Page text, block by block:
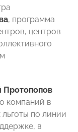
, программа
центров
Протопопов
компаний в
по линии
в